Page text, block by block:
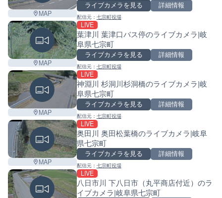
MAP
ライブカメラを見る 詳細情報
配信元： 七宗町役場
MAP
LIVE
葉津川 葉津口バス停のライブカメラ|岐
阜県七宗町
ライブカメラを見る 詳細情報
配信元： 七宗町役場
MAP
LIVE
神淵川 杉洞川杉洞橋のライブカメラ|岐
阜県七宗町
ライブカメラを見る 詳細情報
配信元： 七宗町役場
MAP
LIVE
奥田川 奥田松葉橋のライブカメラ|岐阜
県七宗町
ライブカメラを見る 詳細情報
配信元： 七宗町役場
LIVE
八日市川 下八日市（丸平商店付近）のラ
イブカメラ|岐阜県七宗町